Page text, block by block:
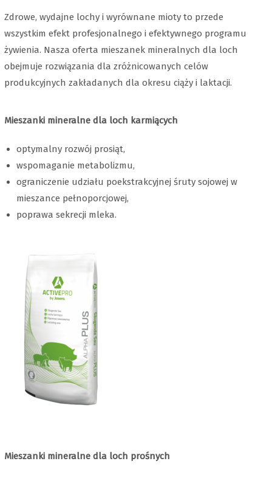
Zdrowe, wydajne lochy i wyrównane mioty to przede
wszystkim efekt profesjonalnego i efektywnego programu
żywienia. Nasza oferta mieszanek mineralnych dla loch
obejmuje rozwiązania dla zróżnicowanych celów
produkcyjnych zakładanych dla okresu ciąży i laktacji.
Mieszanki mineralne dla loch karmiących
optymalny rozwój prosiąt,
wspomaganie metabolizmu,
ograniczenie udziału poekstrakcyjnej śruty sojowej w
mieszance pełnoporcjowej,
poprawa sekrecji mleka.
Mieszanki mineralne dla loch prośnych